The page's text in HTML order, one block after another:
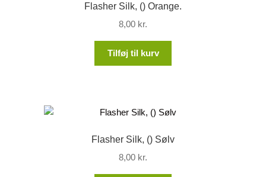
Flasher Silk, () Orange.
8,00 kr.
Tilføj til kurv
Flasher Silk, () Sølv
8,00 kr.